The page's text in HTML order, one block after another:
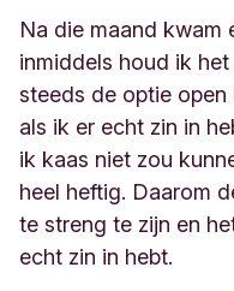
Na die maand kwam
inmiddels houd ik
steeds de optie
als ik er echt zin in
ik kaas niet zou
heel heftig. Daarom
te streng te zijn en
echt zin in hebt.